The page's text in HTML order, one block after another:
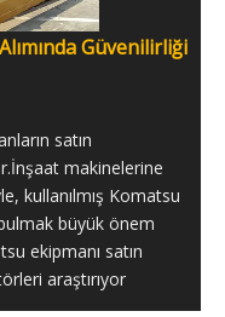
Güvenilirliği
satın
makinelerine
kullanılmış Komatsu
büyük önem
ekipmanı satın
araştırıyor